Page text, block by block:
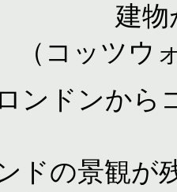
建物
（コッツウ
ンドンから
ドの景観が